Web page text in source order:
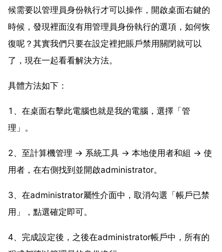
候需要以管理員身份執行才可以操作，開啟桌面右鍵的
時候，發現裡面沒有用管理員身份執行的選項，如何恢
復呢？其實我們只要在設定裡把賬戶禁用關閉就可以
了，現在一起看看解決方法。
具體方法如下：
1、在桌面右擊此電腦也就是我的電腦，選擇「管
理」。
2、至計算機管理 → 系統工具 → 本地使用者和組 → 使
用者，在右側找到並開啟administrator。
3、在administrator屬性介面中，取消勾選「帳戶已禁
用」，點選確定即可。
4、完成設定後，之後在administrator帳戶中，所有的